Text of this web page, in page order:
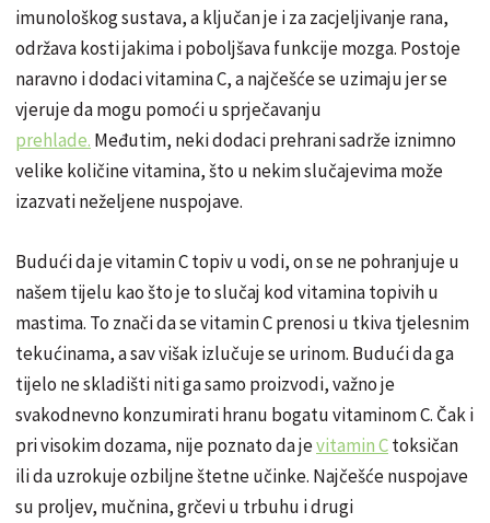
imunološkog sustava, a ključan je i za zacjeljivanje rana,
održava kosti jakima i poboljšava funkcije mozga. Postoje
naravno i dodaci vitamina C, a najčešće se uzimaju jer se
vjeruje da mogu pomoći u sprječavanju
prehlade. Međutim, neki dodaci prehrani sadrže iznimno
velike količine vitamina, što u nekim slučajevima može
izazvati neželjene nuspojave.
Budući da je vitamin C topiv u vodi, on se ne pohranjuje u
našem tijelu kao što je to slučaj kod vitamina topivih u
mastima. To znači da se vitamin C prenosi u tkiva tjelesnim
tekućinama, a sav višak izlučuje se urinom. Budući da ga
tijelo ne skladišti niti ga samo proizvodi, važno je
svakodnevno konzumirati hranu bogatu vitaminom C. Čak i
pri visokim dozama, nije poznato da jevitamin Ctoksičan
ili da uzrokuje ozbiljne štetne učinke. Najčešće nuspojave
su proljev, mučnina, grčevi u trbuhu i drugi